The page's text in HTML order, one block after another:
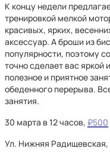
К концу недели
тренировкой мелкой
красивых, ярких,
аксессуар. А броши из
популярности, поэтому
точно сделает вас
полезное и приятное
обеденного перерыва.
занятия.
30 марта в 12 часов, ₽500
Ул. Нижняя Радищевская,